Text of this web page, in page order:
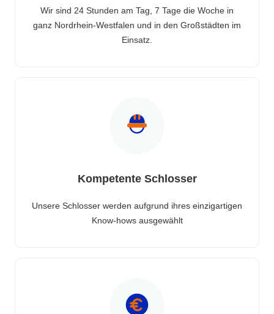
Wir sind 24 Stunden am Tag, 7 Tage die Woche in
ganz Nordrhein-Westfalen und in den Großstädten im
Einsatz.
Kompetente Schlosser
Unsere Schlosser werden aufgrund ihres einzigartigen
Know-hows ausgewählt